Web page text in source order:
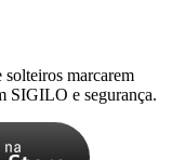
solteiros marcarem
SIGILO e segurança.